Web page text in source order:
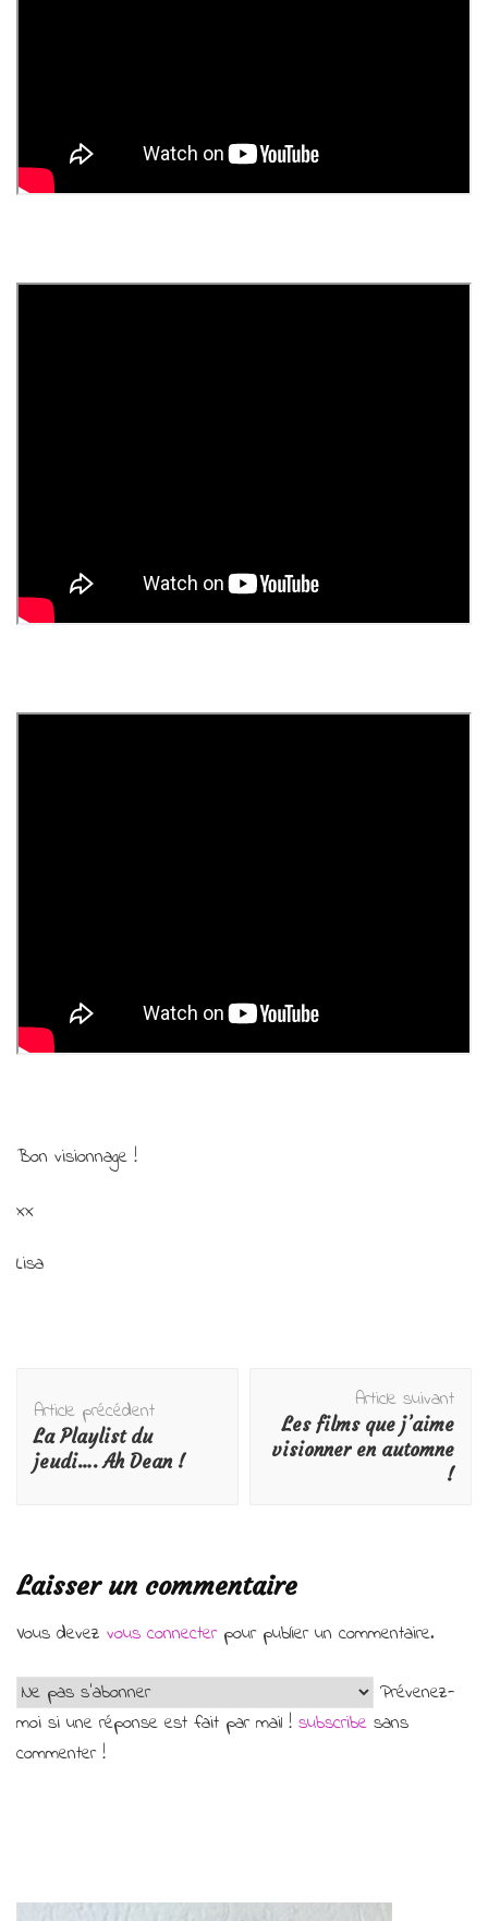
Bon visionnage !
xx
Lisa
d'article
Article précédent
La Playlist du
jeudi…. Ah Dean !
Article suivant
Les films que j’aime
visionner en automne
!
Laisser un commentaire
Vous devez vous connecterpour publier un commentaire.
Prévenez-
moi si une réponse est fait par mail ! subscribe sans
commenter !